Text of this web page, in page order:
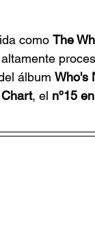
como The
álbum Who's
, el nº15